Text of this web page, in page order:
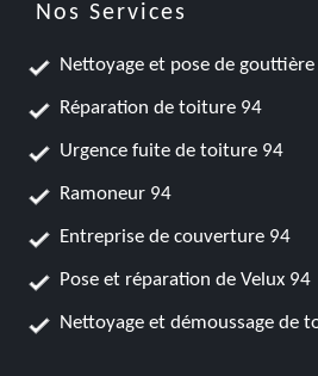
Nos Services
Nettoyage et pose de
Réparation de toiture 94
Urgence fuite de toiture 94
Ramoneur 94
Entreprise de couverture 94
Pose et réparation de Velux 94
Nettoyage et démoussage de